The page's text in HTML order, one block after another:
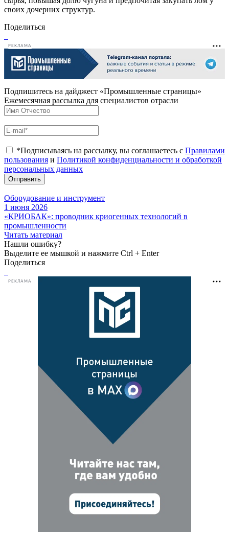
своих дочерних структур.
Поделиться
РЕКЛАМА
Подпишитесь на дайджест «Промышленные страницы»
Ежемесячная рассылка для специалистов отрасли
*Подписываясь на рассылку, вы соглашаетесь с Правилами
пользования и Политикой конфиденциальности и обработкой
персональных данных
Отправить
Оборудование и инструмент
1 июня 2026
«КРИОБАК»: проводник криогенных технологий в
промышленности
Читать материал
Нашли ошибку?
Выделите ее мышкой и нажмите Ctrl + Enter
Поделиться
РЕКЛАМА